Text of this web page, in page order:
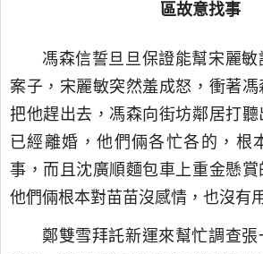
區故意找事
馮森信誓旦旦保證能幫宋麗
案子，宋麗敏突然羞成怒，衝著
把他趕出去，馮森向街坊鄰居打
已經離婚，他們倆各忙各的，根
事，而且沈廣順麵包車上重金懸賞
他們倆根本對苗苗沒感情，也沒有
鄭雙雪拜託新運來幫忙調查